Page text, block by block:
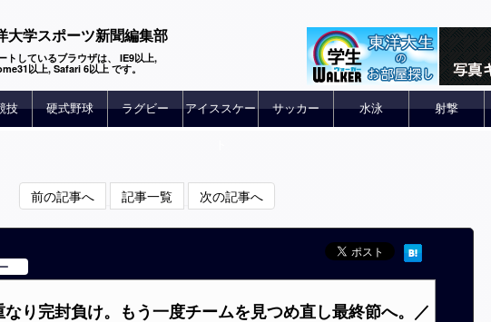
大学スポーツ新聞編集部
トしているブラウザは、 IE9以上,
以上, Safari 6以上 です。
技 硬式野球 ラグビー アイススケー サッカー 水泳 射撃
前の記事へ 記事一覧 次の記事へ
り完封負け。もう一度チームを見つめ直し最終節へ。／